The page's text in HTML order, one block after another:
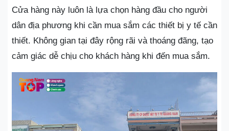
Cửa hàng này luôn là lựa chọn hàng đầu cho người
dân địa phương khi cần mua sắm các thiết bị y tế cần
thiết. Không gian tại đây rộng rãi và thoáng đãng, tạo
cảm giác dễ chịu cho khách hàng khi đến mua sắm.